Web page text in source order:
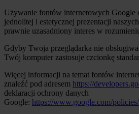
Używanie fontów internetowych Google
jednolitej i estetycznej prezentacji
prawnie uzasadniony interes w
Gdyby Twoja przeglądarka nie
Twój komputer zastosuje czcionkę
Więcej informacji na temat fontów
znaleźć pod adresem https://
deklaracji ochrony danych
Google: https://www.google.com/